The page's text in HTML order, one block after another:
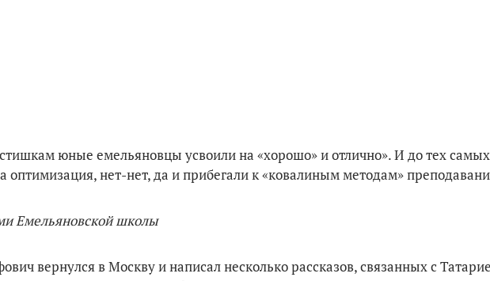
юные емельяновцы усвоили на «хорошо» и отлично». И до тех
оптимизация, нет-нет, да и прибегали к «ковалиным методам»
Емельяновской школы
вернулся в Москву и написал несколько рассказов, связанных с